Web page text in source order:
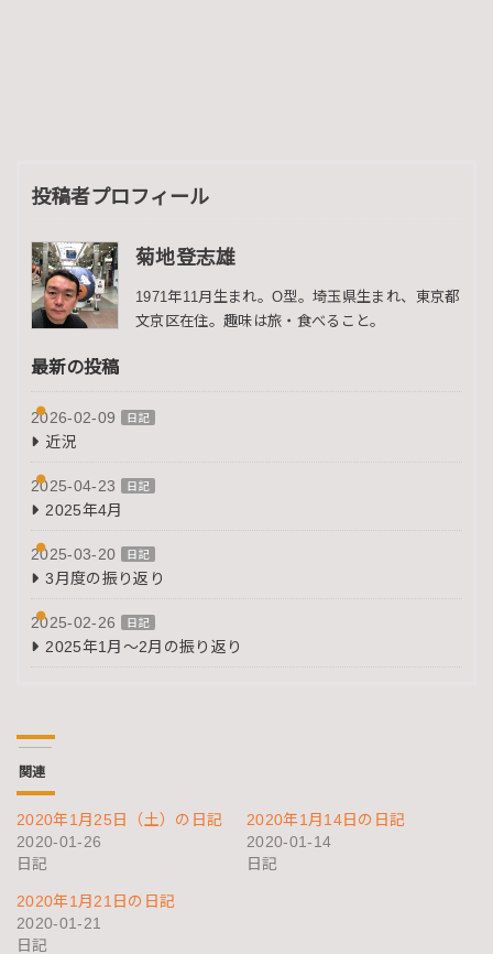
投稿者プロフィール
菊地登志雄
1971年11月生まれ。O型。埼玉県生まれ、東京都
文京区在住。趣味は旅・食べること。
最新の投稿
2026-02-09 日記
近況
2025-04-23 日記
2025年4月
2025-03-20 日記
3月度の振り返り
2025-02-26 日記
2025年1月～2月の振り返り
関連
2020年1月25日（土）の日記
2020-01-26
日記
2020年1月14日の日記
2020-01-14
日記
2020年1月21日の日記
2020-01-21
日記